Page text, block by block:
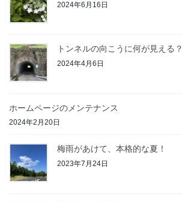
2024年6月16日
トンネルの向こうに何が見える？
2024年4月6日
ホームページのメンテナンス
2024年2月20日
梅雨があけて、本格的な夏！
2023年7月24日